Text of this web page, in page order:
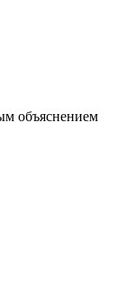
объяснением